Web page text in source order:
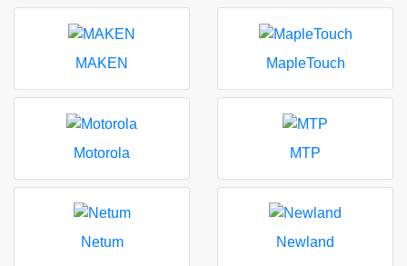
MAKEN MapleTouch
Motorola MTP
Netum Newland